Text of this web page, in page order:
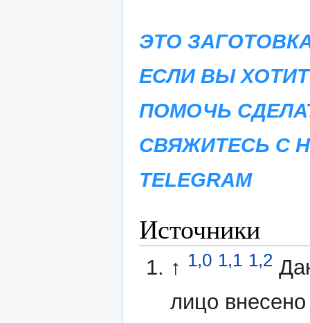
ЭТО
ЕСЛИ ВЫ
ПОМОЧЬ
СВЯЖИТЕСЬ С
TELEGRAM
Источники
↑ 1,0 1,1 1,2
лицо